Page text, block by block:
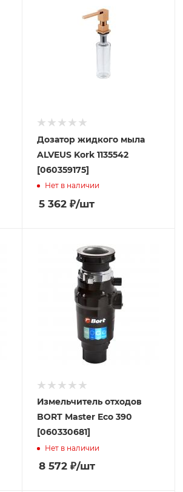
Дозатор жидкого мыла
ALVEUS Kork 1135542
[060359175]
Нет в наличии
5 362 ₽/шт
Измельчитель отходов
BORT Master Eco 390
[060330681]
Нет в наличии
8 572 ₽/шт